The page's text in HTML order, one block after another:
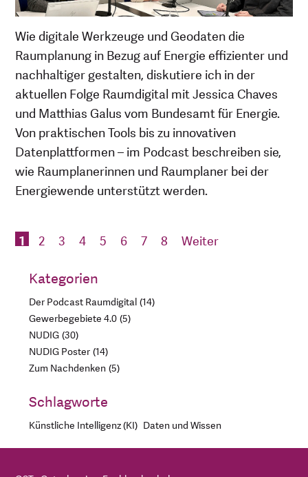
Wie digitale Werkzeuge und Geodaten die
Raumplanung in Bezug auf Energie effizienter und
nachhaltiger gestalten, diskutiere ich in der
aktuellen Folge Raumdigital mit Jessica Chaves
und Matthias Galus vom Bundesamt für Energie.
Von praktischen Tools bis zu innovativen
Datenplattformen – im Podcast beschreiben sie,
wie Raumplanerinnen und Raumplaner bei der
Energiewende unterstützt werden.
1 2 3 4 5 6 7 8 Weiter
Kategorien
Der Podcast Raumdigital 14
Gewerbegebiete 4.0 5
NUDIG 30
NUDIG Poster 14
Zum Nachdenken 5
Schlagworte
Künstliche Intelligenz (KI) Daten und Wissen